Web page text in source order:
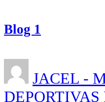
Blog 1
JACEL -
DEPORTIVAS